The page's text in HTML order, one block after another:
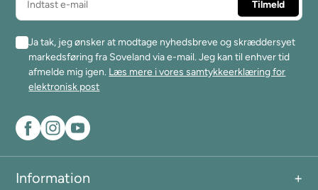
Ja tak, jeg ønsker at modtage nyhedsbreve og skræddersyet
markedsføring fra Soveland via e-mail. Jeg kan til enhver tid
afmelde mig igen. Læs mere i vores samtykkeerklæring for
elektronisk post
Information